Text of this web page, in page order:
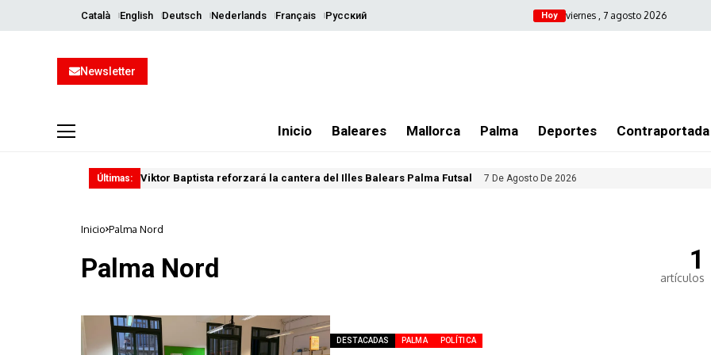
Català English Deutsch Nederlands Français Русский Hoy viernes , 7 agosto 2026
Newsletter
Inicio Baleares Mallorca Palma Deportes Contraportada
Últimas: Viktor Baptista reforzará la cantera del Illes Balears Palma Futsal 7 De Agosto De 2026
Inicio Palma Nord
Palma Nord 1
artículos
DESTACADAS PALMA POLÍTICA